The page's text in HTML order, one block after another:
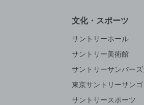
文化・スポーツ
サントリーホール
サントリー美術館
サントリーサンバーズ
東京サントリーサンゴ
サントリースポーツ